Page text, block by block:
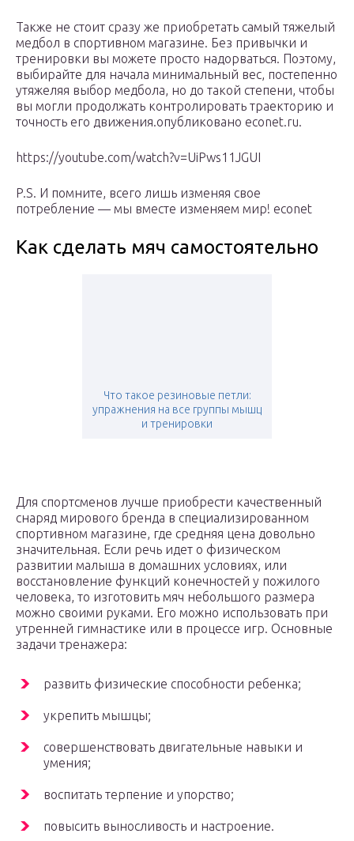
Также не стоит сразу же приобретать самый тяжелый
медбол в спортивном магазине. Без привычки и
тренировки вы можете просто надорваться. Поэтому,
выбирайте для начала минимальный вес, постепенно
утяжеляя выбор медбола, но до такой степени, чтобы
вы могли продолжать контролировать траекторию и
точность его движения.опубликовано econet.ru.
https://youtube.com/watch?v=UiPws11JGUI
P.S. И помните, всего лишь изменяя свое
потребление — мы вместе изменяем мир! econet
Как сделать мяч самостоятельно
Что такое резиновые петли:
упражнения на все группы мышц
и тренировки
Для спортсменов лучше приобрести качественный
снаряд мирового бренда в специализированном
спортивном магазине, где средняя цена довольно
значительная. Если речь идет о физическом
развитии малыша в домашних условиях, или
восстановление функций конечностей у пожилого
человека, то изготовить мяч небольшого размера
можно своими руками. Его можно использовать при
утренней гимнастике или в процессе игр. Основные
задачи тренажера:
развить физические способности ребенка;
укрепить мышцы;
совершенствовать двигательные навыки и
умения;
воспитать терпение и упорство;
повысить выносливость и настроение.